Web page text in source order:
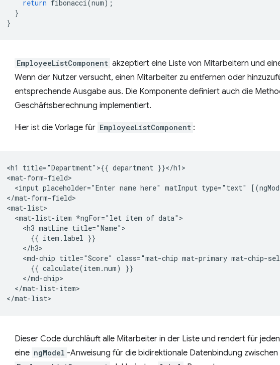
return fibonacci (num);
}
}
EmployeeListComponent akzeptiert eine Liste von Mitarbeitern und
Wenn der Nutzer versucht, einen Mitarbeiter zu entfernen oder
entsprechende Ausgabe aus. Die Komponente definiert auch die
Geschäftsberechnung implementiert.
Hier ist die Vorlage für EmployeeListComponent :
<h1 title="Department">{{ department }}</h1>
<mat-form-field>
<input placeholder="Enter name here" matInput type="text"
</mat-form-field>
<mat-list>
  <mat-list-item *ngFor="let item of data">
    <h3 matLine title="Name">
      {{ item.label }}
    </h3>
<md-chip title="Score" class="mat-chip mat-primary mat-chip-
      {{ calculate(item.num) }}
    </md-chip>
  </mat-list-item>
Dieser Code durchläuft alle Mitarbeiter in der Liste und rendert für
eine ngModel -Anweisung für die bidirektionale Datenbindung